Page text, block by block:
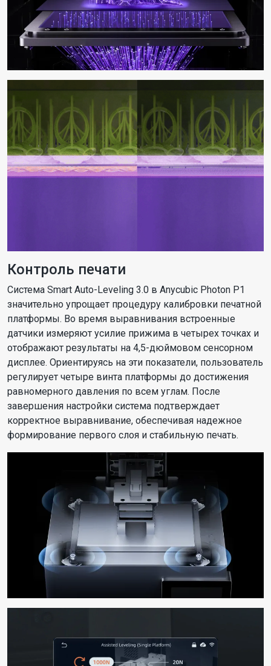
Контроль печати
Система Smart Auto-Leveling 3.0 в Anycubic Photon P1
значительно упрощает процедуру калибровки печатной
платформы. Во время выравнивания встроенные
датчики измеряют усилие прижима в четырех точках и
отображают результаты на 4,5-дюймовом сенсорном
дисплее. Ориентируясь на эти показатели, пользователь
регулирует четыре винта платформы до достижения
равномерного давления по всем углам. После
завершения настройки система подтверждает
корректное выравнивание, обеспечивая надежное
формирование первого слоя и стабильную печать.